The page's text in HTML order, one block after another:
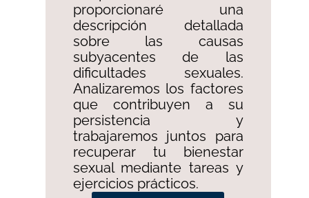
proporcionaré una
descripción detallada
sobre las causas
subyacentes de las
dificultades sexuales.
Analizaremos los factores
que contribuyen a su
persistencia y
trabajaremos juntos para
recuperar tu bienestar
sexual mediante tareas y
ejercicios prácticos.